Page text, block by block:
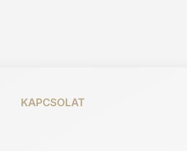
KAPCSOLAT